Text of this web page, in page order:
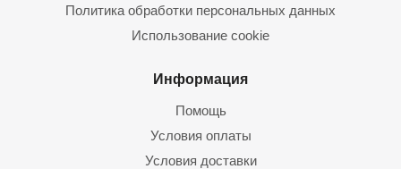
Политика обработки персональных данных
Использование cookie
Информация
Помощь
Условия оплаты
Условия доставки